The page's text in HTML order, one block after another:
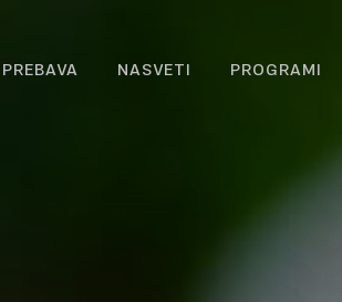
PREBAVA NASVETI PROGRAMI